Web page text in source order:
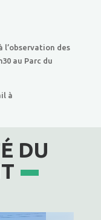
l’observation des
au Parc du
à
DU